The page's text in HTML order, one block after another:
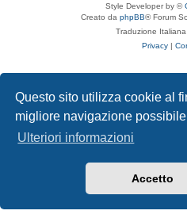
Questo sito utilizza cookie al
migliore navigazione possibile
Ulteriori informazioni
Accetto
Style Developer by ©
Creato da phpBB® Forum
Traduzione Italiana
Privacy |